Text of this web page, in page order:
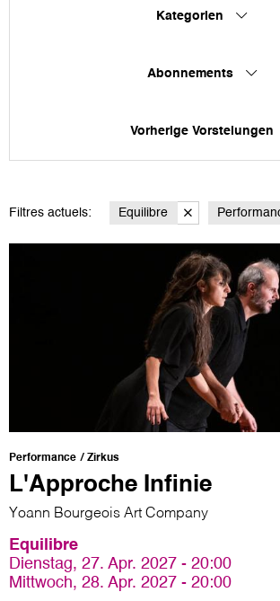
Kategorien
Abonnements
Vorherige Vorstelungen
Filtres actuels: Equilibre
Performance Zirkus
L'Approche Infinie
Yoann Bourgeois Art Company
Equilibre
Dienstag, 27. Apr. 2027 - 20:00
Mittwoch, 28. Apr. 2027 - 20:00